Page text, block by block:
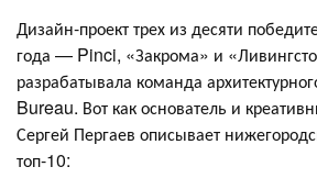
Дизайн-проект трех из десяти
года — Pinci, «Закрома» и
разрабатывала команда
Bureau. Вот как основатель и
Сергей Пергаев описывает
топ-10: